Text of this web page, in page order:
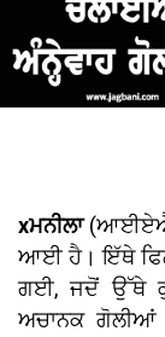
xਮਨੀਲਾ
ਆਈ ਹੈ। ਇੱਥੇ
ਗਈ, ਜਦੋਂ ਉੱਥੇ
ਅਚਾਨਕ ਗੋਲੀਆਂ